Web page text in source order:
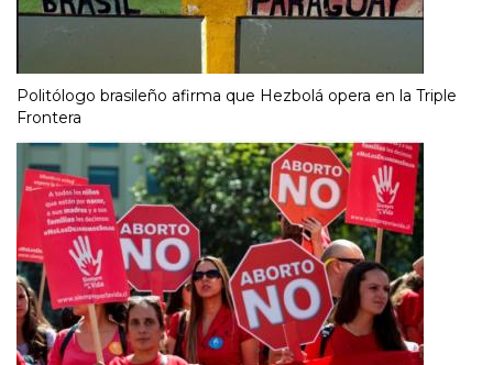
Politólogo brasileño afirma que Hezbolá opera en la Triple
Frontera